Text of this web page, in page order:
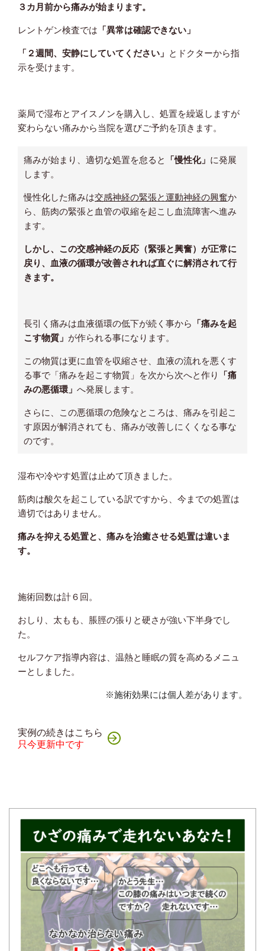
３カ月前から痛みが始まります。
レントゲン検査では 「異常は確認できない」
「２週間、安静にしていてください」
とドクターから指
示を受けます。
薬局で湿布とアイスノンを購入し、処置を繰返しますが
変わらない痛みから当院を選びご予約を頂きます。
痛みが始まり、適切な処置を怠ると 「慢性化」 に発展
します。
慢性化した痛みは交感神経の緊張と運動神経の興奮か
ら、筋肉の緊張と血管の収縮を起こし血流障害へ進み
ます。
しかし、この交感神経の反応（緊張と興奮）が正常に
戻り、血液の循環が改善されれば直ぐに解消されて行
きます。
長引く痛みは血液循環の低下が続く事から
「痛みを起
こす物質」 が作られる事になります。
この物質は更に血管を収縮させ、血液の流れを悪くす
る事で「痛みを起こす物質」を次から次へと作り
「痛
みの悪循環」 へ発展します。
さらに、この悪循環の危険なところは、痛みを引起こ
す原因が解消されても、痛みが改善しにくくなる事な
のです。
湿布や冷やす処置は止めて頂きました。
筋肉は酸欠を起こしている訳ですから、今までの処置は
適切ではありません。
痛みを抑える処置と、痛みを治癒させる処置は違いま
す。
施術回数は計６回。
おしり、太もも、脹脛の張りと硬さが強い下半身でし
た。
セルフケア指導内容は、温熱と睡眠の質を高めるメニュ
ーとしました。
※施術効果には個人差があります。
実例の続きはこちら
只今更新中です